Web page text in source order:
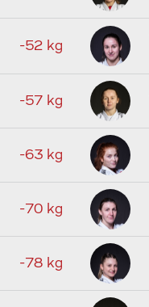
-52 kg
-57 kg
-63 kg
-70 kg
-78 kg